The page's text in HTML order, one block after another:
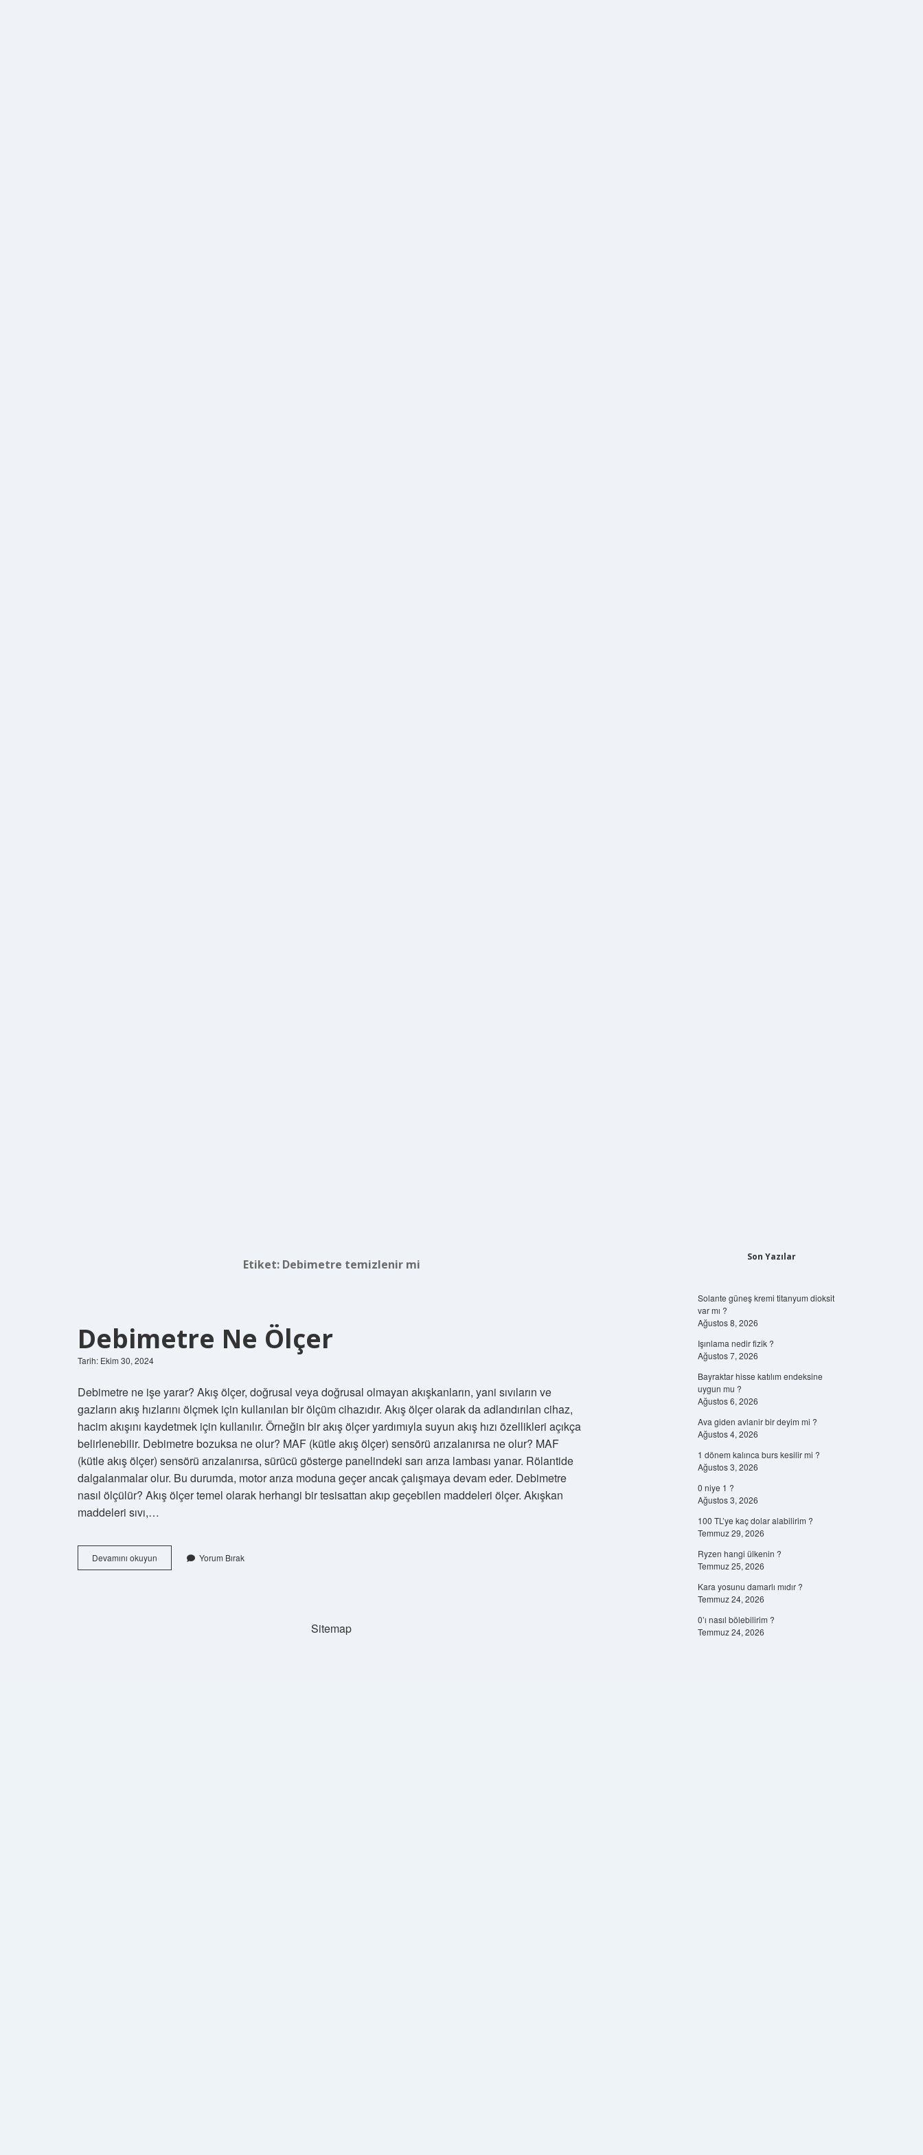
Etiket: Debimetre temizlenir mi
Debimetre Ne Ölçer
Tarih: Ekim 30, 2024
Debimetre ne işe yarar? Akış ölçer, doğrusal veya doğrusal olmayan akışkanların, yani sıvıların ve
gazların akış hızlarını ölçmek için kullanılan bir ölçüm cihazıdır. Akış ölçer olarak da adlandırılan cihaz,
hacim akışını kaydetmek için kullanılır. Örneğin bir akış ölçer yardımıyla suyun akış hızı özellikleri açıkça
belirlenebilir. Debimetre bozuksa ne olur? MAF (kütle akış ölçer) sensörü arızalanırsa ne olur? MAF
(kütle akış ölçer) sensörü arızalanırsa, sürücü gösterge panelindeki sarı arıza lambası yanar. Rölantide
dalgalanmalar olur. Bu durumda, motor arıza moduna geçer ancak çalışmaya devam eder. Debimetre
nasıl ölçülür? Akış ölçer temel olarak herhangi bir tesisattan akıp geçebilen maddeleri ölçer. Akışkan
maddeleri sıvı,…
Devamını okuyun Debimetre
Ne
Yorum Bırak
Sitemap
Son Yazılar
Solante güneş kremi titanyum dioksit
var mı ?
Ağustos 8, 2026
Işınlama nedir fizik ?
Ağustos 7, 2026
Bayraktar hisse katılım endeksine
uygun mu ?
Ağustos 6, 2026
Ava giden avlanir bir deyim mi ?
Ağustos 4, 2026
1 dönem kalınca burs kesilir mi ?
Ağustos 3, 2026
0 niye 1 ?
Ağustos 3, 2026
100 TL’ye kaç dolar alabilirim ?
Temmuz 29, 2026
Ryzen hangi ülkenin ?
Temmuz 25, 2026
Kara yosunu damarlı mıdır ?
Temmuz 24, 2026
0’ı nasıl bölebilirim ?
Temmuz 24, 2026